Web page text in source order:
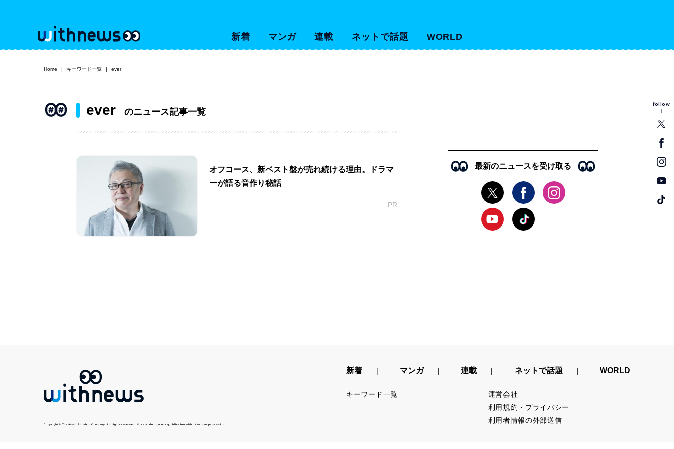
新着 マンガ 連載 ネットで話題 WORLD
follow
Home キーワード一覧 ever
ever のニュース記事一覧
オフコース、新ベスト盤が売れ続ける理由。ドラマ
ーが語る音作り秘話
PR
最新のニュースを受け取る
Copyright © The Asahi Shimbun Company. All rights reserved. No reproduction or republication without written permission.
新着 マンガ 連載 ネットで話題 WORLD
キーワード一覧
運営会社
利用規約・プライバシー
利用者情報の外部送信